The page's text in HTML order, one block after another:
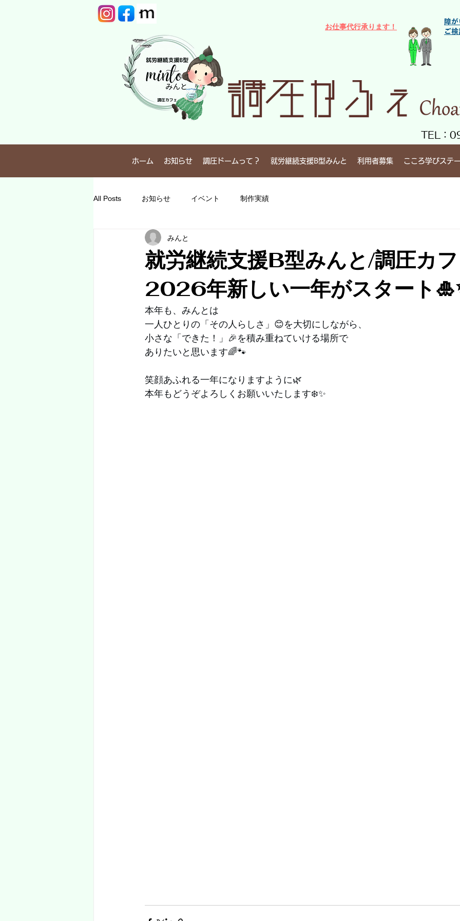
TEL：099-298-1337
障
ご
お仕事代行​承ります！
TEL：
ホーム お知らせ 調圧ドームって？ 就労継続支援B型みんと 利用者募集 こころ学びステ
All Posts お知らせ イベント 制作実績
就労継続支援B型みんと/調圧カ
2026年新しい一年がスタート
みんと
本年も、みんとは⁡
⁡一人ひとりの「その人らしさ」😊を⁡大切にしながら、⁡
⁡小さな「できた！」🎉を積み重ねていける場所で⁡
⁡ありたいと思います🌈🐾
笑顔あふれる一年になりますように🌿
本年もどうぞよろしくお願いいたします❄️✨